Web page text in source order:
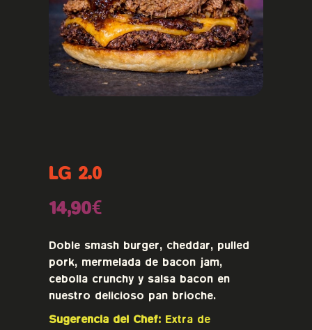
LG 2.0
14,90€
Doble smash burger, cheddar, pulled
pork, mermelada de bacon jam,
cebolla crunchy y salsa bacon en
nuestro delicioso pan brioche.
Sugerencia del Chef: Extra de